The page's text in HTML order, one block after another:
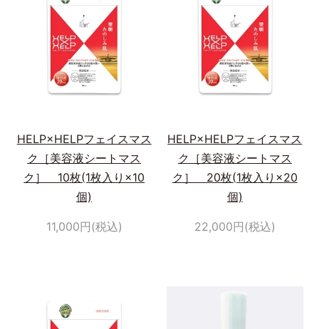
HELP×HELPフェイスマス
ク［美容液シートマス
ク］ 10枚(1枚入り×10
個)
11,000円(税込)
HELP×HELPフェイスマス
ク［美容液シートマス
ク］ 20枚(1枚入り×20
個)
22,000円(税込)